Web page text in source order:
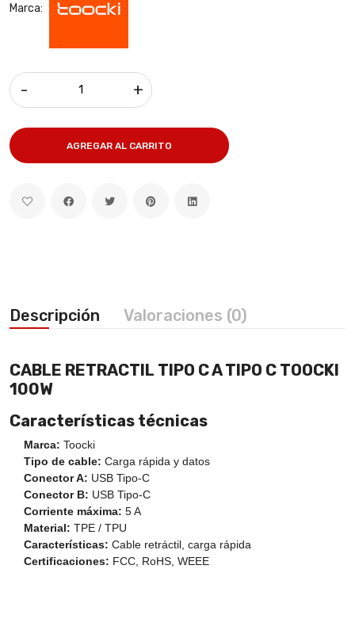
Marca:
- +
AGREGAR AL CARRITO
Descripción Valoraciones (0)
CABLE RETRACTIL TIPO C A TIPO C TOOCKI
100W
Características técnicas
Marca: Toocki
Tipo de cable: Carga rápida y datos
Conector A: USB Tipo-C
Conector B: USB Tipo-C
Corriente máxima: 5 A
Material: TPE / TPU
Características: Cable retráctil, carga rápida
Certificaciones: FCC, RoHS, WEEE